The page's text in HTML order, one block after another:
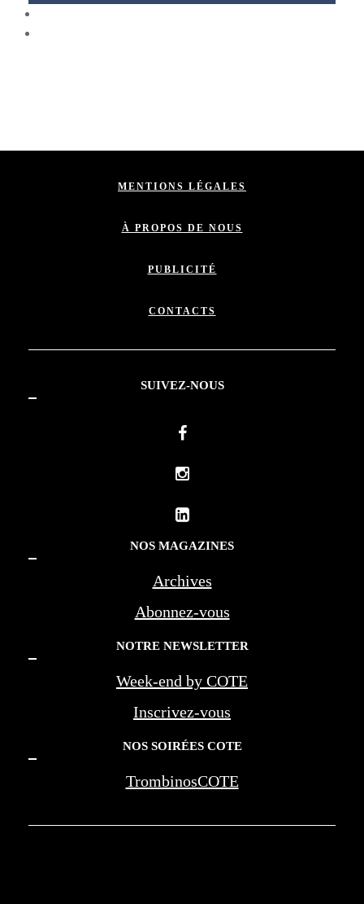
MENTIONS LÉGALES
À PROPOS DE NOUS
PUBLICITÉ
CONTACTS
SUIVEZ-NOUS
NOS MAGAZINES
Archives
Abonnez-vous
NOTRE NEWSLETTER
Week-end by COTE
Inscrivez-vous
NOS SOIRÉES COTE
TrombinosCOTE